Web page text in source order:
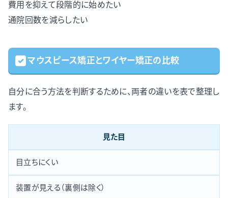
費用を抑えて段階的に始めたい
通院回数を減らしたい
マウスピース矯正とワイヤー矯正の比較
自分に合う方法を判断するために、両者の違いを表で整理し
ます。
見た目
目立ちにくい
装置が見える（裏側は除く）